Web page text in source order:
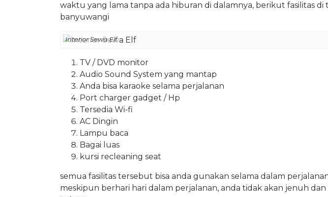
waktu yang lama tanpa ada hiburan di dalamnya, berikut fasilitas
banyuwangi
Interior Sewa Elf
TV / DVD monitor
Audio Sound System yang mantap
Anda bisa karaoke selama perjalanan
Port charger gadget / Hp
Tersedia Wi-fi
AC Dingin
Lampu baca
Bagai luas
kursi recleaning seat
semua fasilitas tersebut bisa anda gunakan selama dalam
meskipun berhari hari dalam perjalanan, anda tidak akan jenuh